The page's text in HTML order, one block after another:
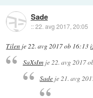
Sade
::22. avg 2017, 20:05
Tilen je 22. avg 2017 ob 16:13
SaXsImje22. avg 2017
Sade je 21. avg